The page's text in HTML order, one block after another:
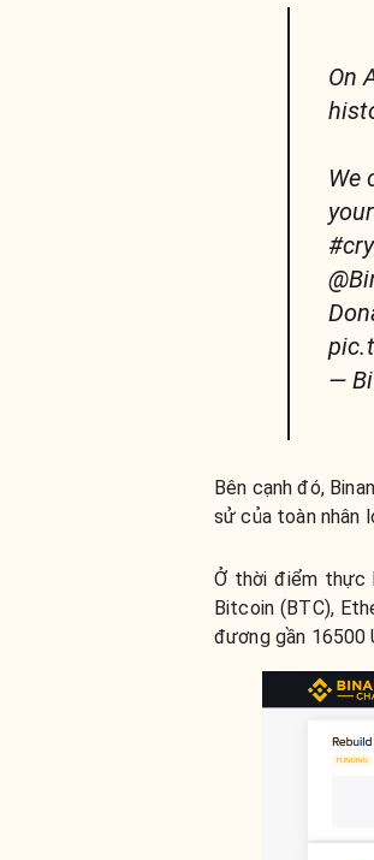
On
We
—
Bên cạnh đó,
sử của toàn nhân
Ở thời điểm thực
Bitcoin (BTC),
đương gần 16500